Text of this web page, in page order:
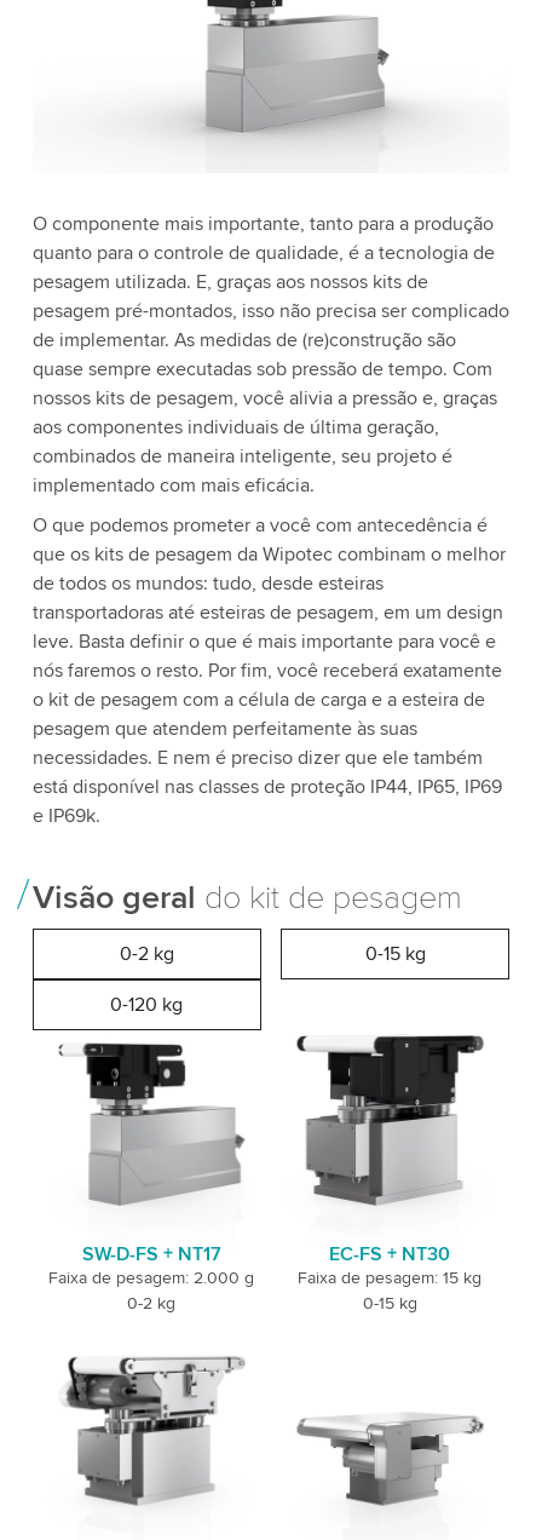
O componente mais importante, tanto para a produção
quanto para o controle de qualidade, é a tecnologia de
pesagem utilizada. E, graças aos nossos kits de
pesagem pré-montados, isso não precisa ser complicado
de implementar. As medidas de (re)construção são
quase sempre executadas sob pressão de tempo. Com
nossos kits de pesagem, você alivia a pressão e, graças
aos componentes individuais de última geração,
combinados de maneira inteligente, seu projeto é
implementado com mais eficácia.
O que podemos prometer a você com antecedência é
que os kits de pesagem da Wipotec combinam o melhor
de todos os mundos: tudo, desde esteiras
transportadoras até esteiras de pesagem, em um design
leve. Basta definir o que é mais importante para você e
nós faremos o resto. Por fim, você receberá exatamente
o kit de pesagem com a célula de carga e a esteira de
pesagem que atendem perfeitamente às suas
necessidades. E nem é preciso dizer que ele também
está disponível nas classes de proteção IP44, IP65, IP69
e IP69k.
Visão geral do kit de pesagem
0-2 kg 0-15 kg
0-120 kg
SW-D-FS + NT17
Faixa de pesagem: 2.000 g
0-2 kg
EC-FS + NT30
Faixa de pesagem: 15 kg
0-15 kg